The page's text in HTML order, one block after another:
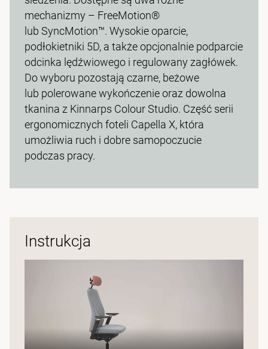
mechanizmy – FreeMotion®
lub SyncMotion™. Wysokie oparcie,
podłokietniki 5D, a także opcjonalnie podparcie
odcinka lędźwiowego i regulowany zagłówek.
Do wyboru pozostają czarne, beżowe
lub polerowane wykończenie oraz dowolna
tkanina z Kinnarps Colour Studio. Część serii
ergonomicznych foteli Capella X, która
umożliwia ruch i dobre samopoczucie
podczas pracy.
Instrukcja